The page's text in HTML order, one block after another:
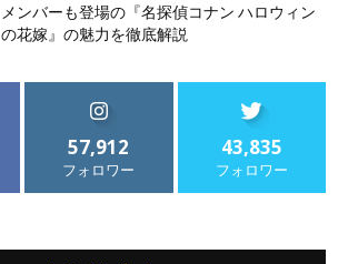
メンバーも登場の『名探偵コナン ハロウィン
の花嫁』の魅力を徹底解説
57,912
フォロワー
43,835
フォロワー